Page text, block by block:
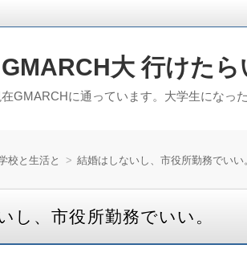
大 行けた
GMARCHに通っています。大学生になっ
校と生活と 結婚はしないし、市役所勤務でいい
し、市役所勤務でいい。